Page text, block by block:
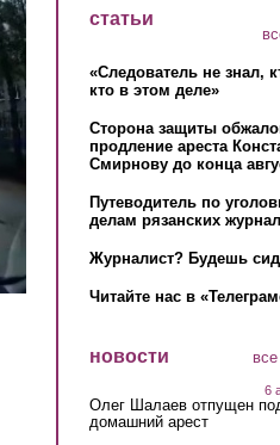
статьи
«Следователь не знал,
кто в этом деле»
Сторона защиты
продление ареста
Смирнову до конца
Путеводитель по
делам рязанских
Журналист? Будешь
Читайте нас в
новости
6
Олег Шалаев отпущен
домашний арест